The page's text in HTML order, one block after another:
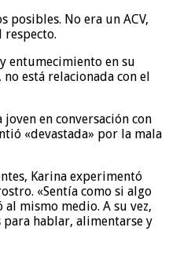
posibles. No era un ACV,
entumecimiento en su
está relacionada con el
en conversación con
«devastada» por la mala
Karina experimentó
«Sentía como si algo
mismo medio. A su vez,
hablar, alimentarse y